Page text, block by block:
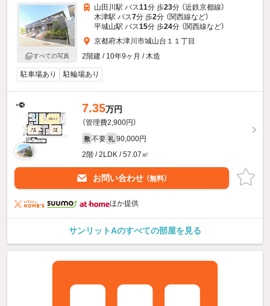
すべての写真
山田川駅 バス11分 歩23分 （近鉄京都線）
木津駅 バス7分 歩2分 （関西線など）
平城山駅 バス15分 歩24分 （関西線など）
京都府木津川市城山台１１丁目
2階建 / 10年9ヶ月 / 木造
駐車場あり 駐輪場あり
7.35万円
（管理費2,900円）
敷 不要 礼 90,000円
2階 / 2LDK / 57.07㎡
お問い合わせ （無料）
ほか提供
サンリットAのすべての部屋を見る